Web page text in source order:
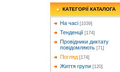
КАТЕГОРІЇ КАТАЛОГА
На часі [1039]
Тенденції [174]
Провідники диктату
повідомляють [71]
Погляд [174]
Життя групи [120]